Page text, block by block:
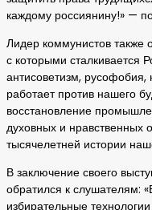
каждому россиянину!» —
Лидер коммунистов также
с которыми сталкивается
антисоветизм,
работает против нашего
восстановление
духовных и нравственных
тысячелетней истории
В заключение своего
обратился к слушателям:
избирательные